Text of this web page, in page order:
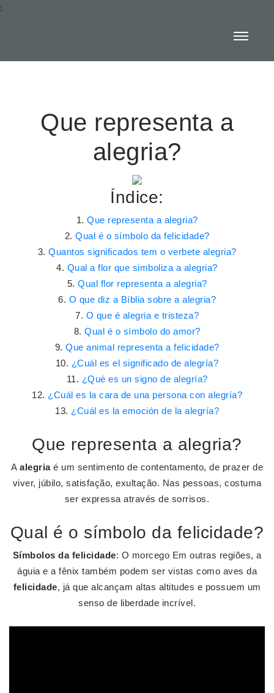
:
Que representa a
alegria?
Índice:
Que representa a alegria?
Qual é o símbolo da felicidade?
Quantos significados tem o verbete alegria?
Qual a flor que simboliza a alegria?
Qual flor representa a alegria?
O que diz a Bíblia sobre a alegria?
O que é alegria e tristeza?
Qual é o símbolo do amor?
Que animal representa a felicidade?
¿Cuál es el significado de alegría?
¿Qué es un signo de alegría?
¿Cuál es la cara de una persona con alegría?
¿Cuál es la emoción de la alegría?
Que representa a alegria?
A alegriaé um sentimento de contentamento, de prazer de
viver, júbilo, satisfação, exultação. Nas pessoas, costuma
ser expressa através de sorrisos.
Qual é o símbolo da felicidade?
Símbolos da felicidade: O morcego Em outras regiões, a
águia e a fênix também podem ser vistas como aves da
felicidade, já que alcançam altas altitudes e possuem um
senso de liberdade incrível.